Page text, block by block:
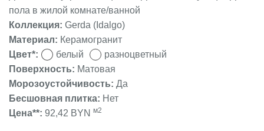
пола в жилой комнате/ванной
Коллекция: Gerda (Idalgo)
Материал: Керамогранит
Цвет*:
белый
разноцветный
Поверхность: Матовая
Морозоустойчивость: Да
Бесшовная плитка: Нет
Цена**: 92,42 BYN м2